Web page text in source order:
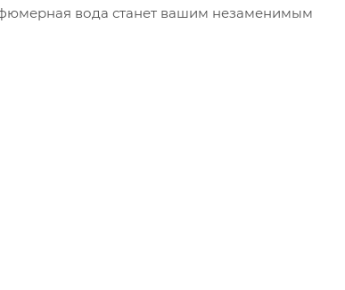
вода станет вашим незаменимым